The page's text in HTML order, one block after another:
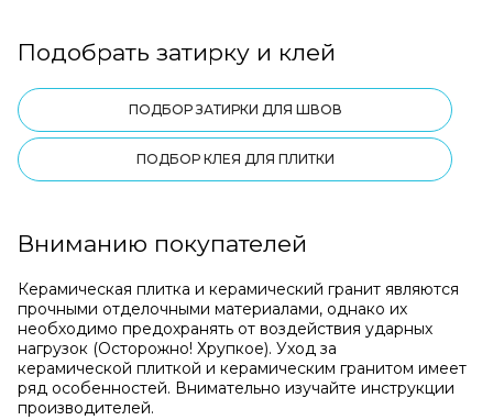
Подобрать затирку и клей
ПОДБОР ЗАТИРКИ ДЛЯ ШВОВ
ПОДБОР КЛЕЯ ДЛЯ ПЛИТКИ
Вниманию покупателей
Керамическая плитка и керамический гранит являются
прочными отделочными материалами, однако их
необходимо предохранять от воздействия ударных
нагрузок (Осторожно! Хрупкое). Уход за
керамической плиткой и керамическим гранитом имеет
ряд особенностей. Внимательно изучайте инструкции
производителей.